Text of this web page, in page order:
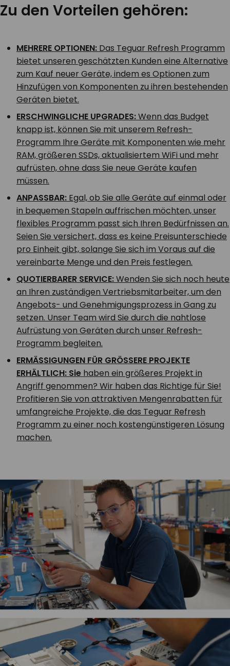
Zu den Vorteilen gehören:
MEHRERE OPTIONEN: Das Teguar Refresh Programm
bietet unseren geschätzten Kunden eine Alternative
zum Kauf neuer Geräte, indem es Optionen zum
Hinzufügen von Komponenten zu ihren bestehenden
Geräten bietet.
ERSCHWINGLICHE UPGRADES:Wenn das Budget
knapp ist, können Sie mit unserem Refresh-
Programm Ihre Geräte mit Komponenten wie mehr
RAM, größeren SSDs, aktualisiertem WiFi und mehr
aufrüsten, ohne dass Sie neue Geräte kaufen
müssen.
ANPASSBAR: Egal, ob Sie alle Geräte auf einmal oder
in bequemen Stapeln auffrischen möchten, unser
flexibles Programm passt sich Ihren Bedürfnissen an.
Seien Sie versichert, dass es keine Preisunterschiede
pro Einheit gibt, solange Sie sich im Voraus auf die
vereinbarte Menge und den Preis festlegen.
QUOTIERBARER SERVICE:Wenden Sie sich noch heute
an Ihren zuständigen Vertriebsmitarbeiter, um den
Angebots- und Genehmigungsprozess in Gang zu
setzen. Unser Team wird Sie durch die nahtlose
Aufrüstung von Geräten durch unser Refresh-
Programm begleiten.
ERMÄSSIGUNGEN FÜR GRÖSSERE PROJEKTE
ERHÄLTLICH: Sie haben ein größeres Projekt in
Angriff genommen? Wir haben das Richtige für Sie!
Profitieren Sie von attraktiven Mengenrabatten für
umfangreiche Projekte, die das Teguar Refresh
Programm zu einer noch kostengünstigeren Lösung
machen.